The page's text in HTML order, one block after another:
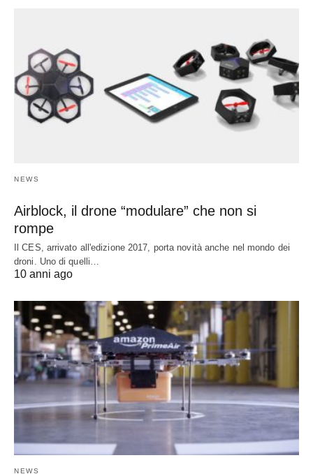
NEWS
Airblock, il drone “modulare” che non si
rompe
Il CES, arrivato all'edizione 2017, porta novità anche nel mondo dei
droni. Uno di quelli…
10 anni ago
NEWS